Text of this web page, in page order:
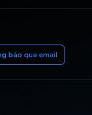
báo qua email